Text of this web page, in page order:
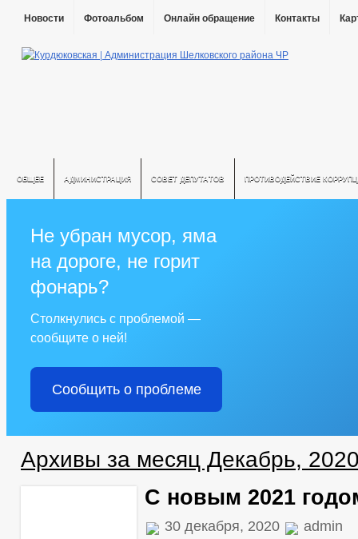
Новости Фотоальбом Онлайн обращение Контакты
ОБЩЕЕ АДМИНИСТРАЦИЯ СОВЕТ ДЕПУТАТОВ ПРОТИВОДЕЙСТВИЕ
Не убран мусор, яма
на дороге, не горит
фонарь?
Столкнулись с проблемой —
сообщите о ней!
Сообщить о проблеме
Архивы за месяц Декабрь,
С новым 2021
30 декабря, 2020 admin